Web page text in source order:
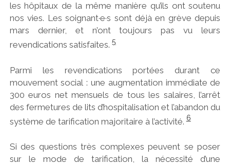
les hôpitaux de la même manière qu’ils ont soutenu
nos vies. Les soignant·e·s sont déjà en grève depuis
mars dernier, et n’ont toujours pas vu leurs
revendications satisfaites. 5
Parmi les revendications portées durant ce
mouvement social : une augmentation immédiate de
300 euros net mensuels de tous les salaires, l’arrêt
des fermetures de lits d’hospitalisation et l’abandon du
système de tarification majoritaire à l’activité.6
Si des questions très complexes peuvent se poser
sur le mode de tarification, la nécessité d’une